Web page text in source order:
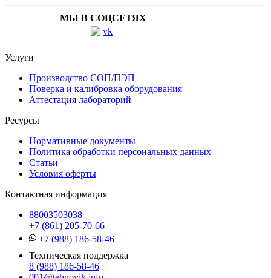
МЫ В СОЦСЕТЯХ
Услуги
Производство СОП/ПЭП
Поверка и калибровка оборудования
Аттестация лабораторий
Ресурсы
Нормативные документы
Политика обработки персональных данных
Статьи
Условия оферты
Контактная информация
88003503038
+7 (861) 205-70-66
+7 (988) 186-58-46
Техническая поддержка
8 (988) 186-58-46